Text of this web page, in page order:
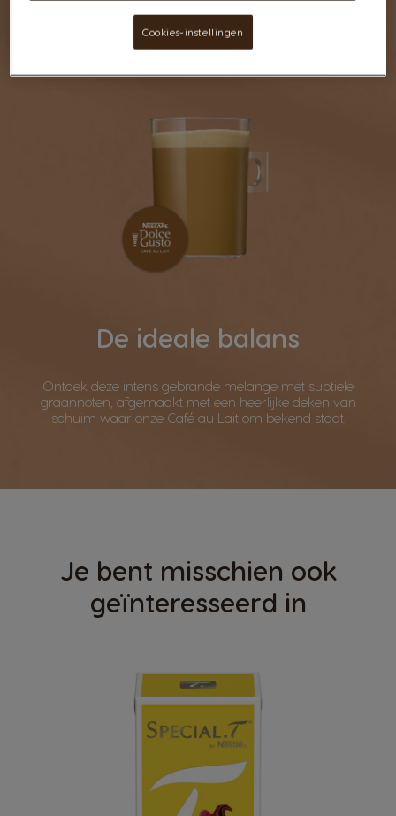
De ideale balans
Ontdek deze intens gebrande melange met subtiele
graannoten, afgemaakt met een heerlijke deken van
schuim waar onze Café au Lait om bekend staat.
Je bent misschien ook
geïnteresseerd in
Cookies-instellingen